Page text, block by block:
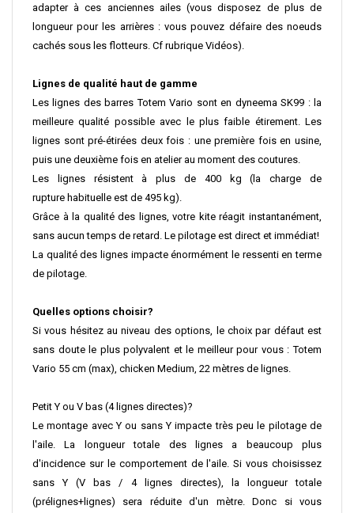
adapter à ces anciennes ailes (vous disposez de plus de
longueur pour les arrières : vous pouvez défaire des noeuds
cachés sous les flotteurs. Cf rubrique Vidéos).
Lignes de qualité haut de gamme
Les lignes des barres Totem Vario sont en dyneema SK99 : la
meilleure qualité possible avec le plus faible étirement. Les
lignes sont pré-étirées deux fois : une première fois en usine,
puis une deuxième fois en atelier au moment des coutures.
Les lignes résistent à plus de 400 kg (la charge de
rupture habituelle est de 495 kg).
Grâce à la qualité des lignes, votre kite réagit instantanément,
sans aucun temps de retard. Le pilotage est direct et immédiat!
La qualité des lignes impacte énormément le ressenti en terme
de pilotage.
Quelles options choisir?
Si vous hésitez au niveau des options, le choix par défaut est
sans doute le plus polyvalent et le meilleur pour vous : Totem
Vario 55 cm (max), chicken Medium, 22 mètres de lignes.
Petit Y ou V bas (4 lignes directes)?
Le montage avec Y ou sans Y impacte très peu le pilotage de
l'aile. La longueur totale des lignes a beaucoup plus
d'incidence sur le comportement de l'aile. Si vous choisissez
sans Y (V bas / 4 lignes directes), la longueur totale
(prélignes+lignes) sera réduite d'un mètre. Donc si vous